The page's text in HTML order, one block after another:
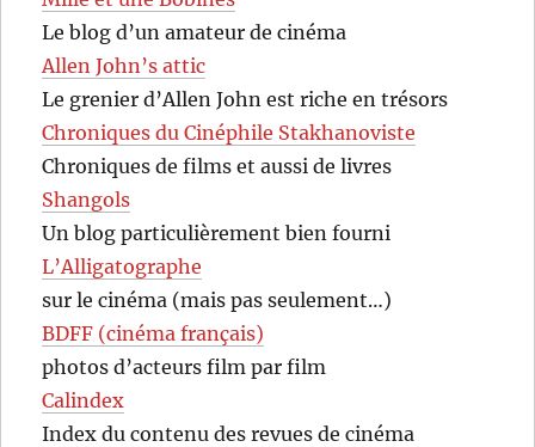
Le blog d’un amateur de cinéma
Allen John’s attic
Le grenier d’Allen John est riche en trésors
Chroniques du Cinéphile Stakhanoviste
Chroniques de films et aussi de livres
Shangols
Un blog particulièrement bien fourni
L’Alligatographe
sur le cinéma (mais pas seulement…)
BDFF (cinéma français)
photos d’acteurs film par film
Calindex
Index du contenu des revues de cinéma